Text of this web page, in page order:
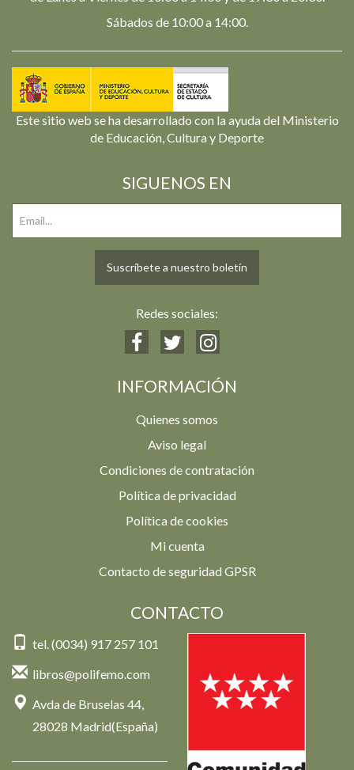
Sábados de 10:00 a 14:00.
Este sitio web se ha desarrollado con la ayuda del Ministerio
de Educación, Cultura y Deporte
SIGUENOS EN
Suscríbete a nuestro boletín
Redes sociales:
INFORMACIÓN
Quienes somos
Aviso legal
Condiciones de contratación
Política de privacidad
Política de cookies
Mi cuenta
Contacto de seguridad GPSR
CONTACTO
tel. (0034) 917 257 101
libros@polifemo.com
Avda de Bruselas 44,
28028 Madrid(España)